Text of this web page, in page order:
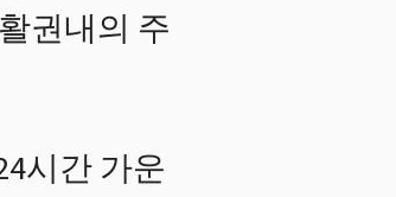
권내의 주
시간 가운